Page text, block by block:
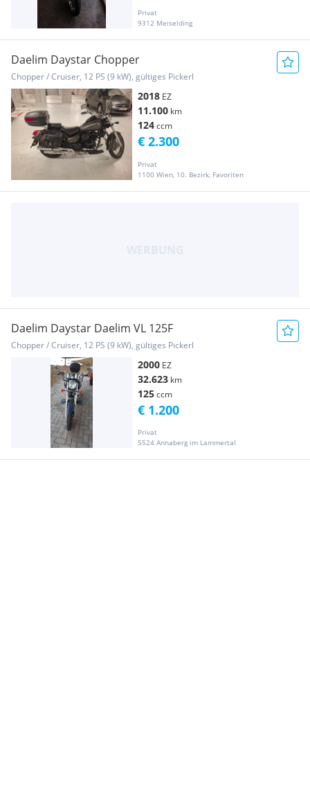
Privat
9312 Meiselding
Daelim Daystar Chopper
Chopper / Cruiser, 12 PS (9 kW), gültiges Pickerl
2018 EZ
11.100 km
124ccm
Privat
1100 Wien, 10. Bezirk, Favoriten
€ 2.300
Daelim Daystar Daelim VL 125F
Chopper / Cruiser, 12 PS (9 kW), gültiges Pickerl
2000 EZ
32.623 km
125ccm
Privat
5524 Annaberg im Lammertal
€ 1.200